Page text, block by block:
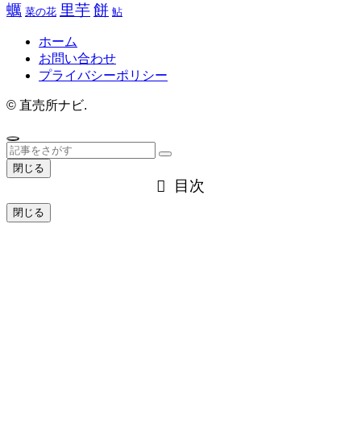
蠣 菜の花 里芋餅 鮎
ホーム
お問い合わせ
プライバシーポリシー
© 直売所ナビ.
閉じる
目次
閉じる